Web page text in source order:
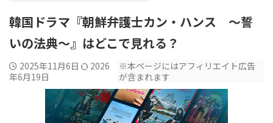
韓国ドラマ『朝鮮弁護士カン・ハンス ～誓
いの法典～』はどこで見れる？
2025年11月6日
2026
年6月19日
※本ページにはアフィリエイト広告
が含まれます